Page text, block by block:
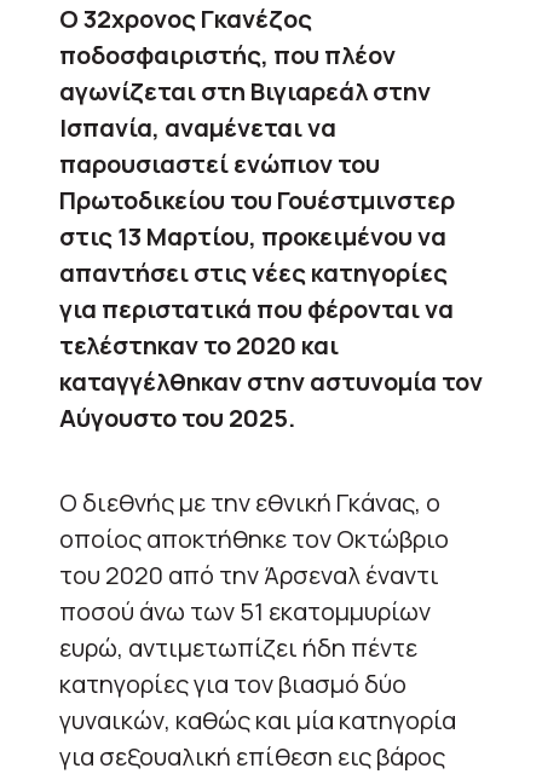
Ο 32χρονος Γκανέζος
ποδοσφαιριστής, που πλέον
αγωνίζεται στη Βιγιαρεάλ στην
Ισπανία, αναμένεται να
παρουσιαστεί ενώπιον του
Πρωτοδικείου του Γουέστμινστερ
στις 13 Μαρτίου, προκειμένου να
απαντήσει στις νέες κατηγορίες
για περιστατικά που φέρονται να
τελέστηκαν το 2020 και
καταγγέλθηκαν στην αστυνομία τον
Αύγουστο του 2025.
Ο διεθνής με την εθνική Γκάνας, ο
οποίος αποκτήθηκε τον Οκτώβριο
του 2020 από την Άρσεναλ έναντι
ποσού άνω των 51 εκατομμυρίων
ευρώ, αντιμετωπίζει ήδη πέντε
κατηγορίες για τον βιασμό δύο
γυναικών, καθώς και μία κατηγορία
για σεξουαλική επίθεση εις βάρος